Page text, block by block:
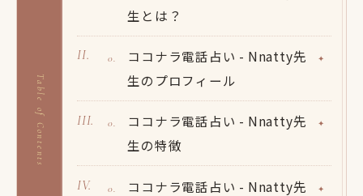
Table of Contents
生とは？
ココナラ電話占い - Nnatty先
生のプロフィール
ココナラ電話占い - Nnatty先
生の特徴
ココナラ電話占い - Nnatty先